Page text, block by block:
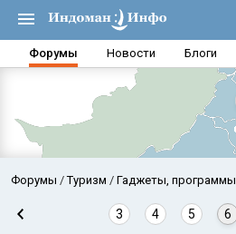
Форумы Новости Блоги
Форумы Туризм Гаджеты, программы
3 4 5 6